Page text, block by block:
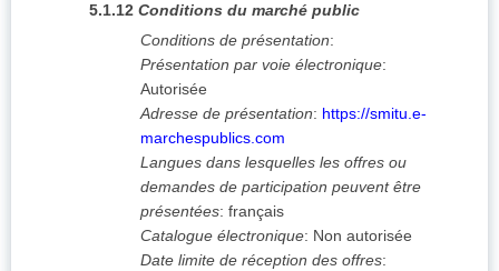
5.1.12 Conditions du marché public
Conditions de présentation:
Présentation par voie électronique:
Autorisée
Adresse de présentation: https://smitu.e-
marchespublics.com
Langues dans lesquelles les offres ou
demandes de participation peuvent être
présentées: français
Catalogue électronique: Non autorisée
Date limite de réception des offres: